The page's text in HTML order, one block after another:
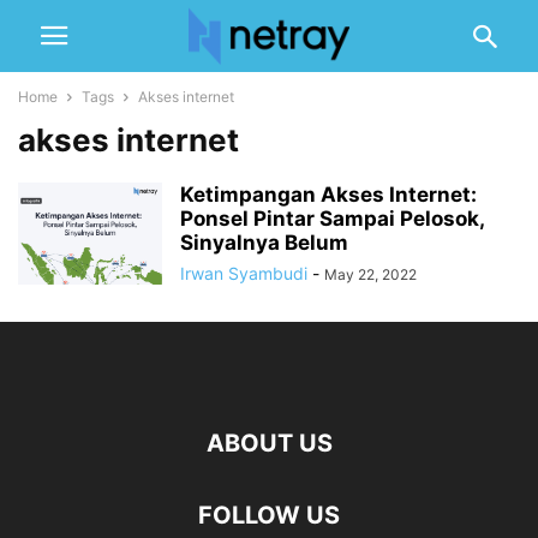
Home Tags Akses internet
akses internet
Ketimpangan Akses Internet:
Ponsel Pintar Sampai Pelosok,
Sinyalnya Belum
Irwan Syambudi - May 22, 2022
ABOUT US
FOLLOW US